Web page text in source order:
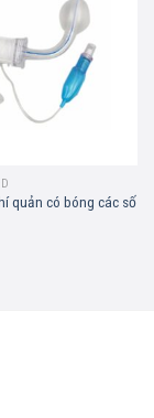
quản có bóng các số